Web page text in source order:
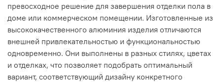
превосходное решение для завершения отделки пола в
доме или коммерческом помещении. Изготовленные из
высококачественного алюминия изделия отличаются
внешней привлекательностью и функциональностью
одновременно. Они выполнены в разных стилях, цветах
и отделках, что позволяет подобрать оптимальный
вариант, соответствующий дизайну конкретного